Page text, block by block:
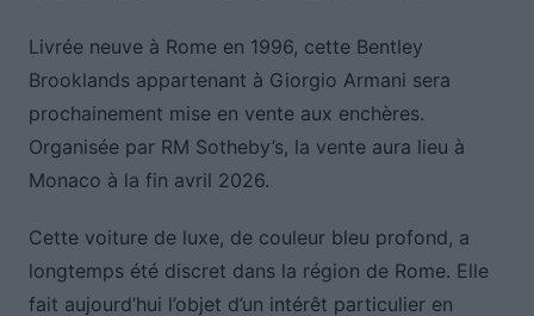
Livrée neuve à Rome en 1996, cette Bentley
Brooklands appartenant à Giorgio Armani sera
prochainement mise en vente aux enchères.
Organisée par RM Sotheby’s, la vente aura lieu à
Monaco à la fin avril 2026.
Cette voiture de luxe, de couleur bleu profond, a
longtemps été discret dans la région de Rome. Elle
fait aujourd’hui l’objet d’un intérêt particulier en